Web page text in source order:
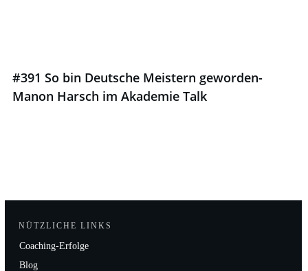
#391 So bin Deutsche Meistern geworden-
Manon Harsch im Akademie Talk
NÜTZLICHE LINKS
Coaching-Erfolge
Blog